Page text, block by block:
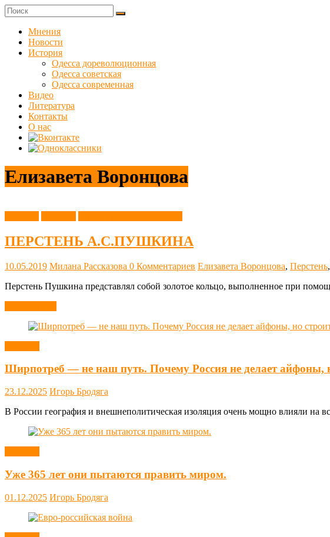
Skip
to
content
Куликовец
Сайт
одесского
сопротивления
Мнения
Новости
История
Одесса дореволюционная
Одесса советская
Одесса современная
Видео
Литература
Контакты
О нас
Елизавета Воронцова
ПЕРСТЕНЬ А.С.ПУШКИНА
10.05.2019 Милана Рассказова 0 Комментариев Елизавета Воронцова, Перстень,
Перстень Пушкина представлял собой золотое кольцо, выполненное при
Ширпотреб — не наш путь. Почему Россия не делает айфоны,
23.12.2025 Игорь Бродяга
В России география и внешнеполитическая изоляция очень мощно влияли на
Уже 365 лет они пытаются править миром.
01.12.2025 Игорь Бродяга